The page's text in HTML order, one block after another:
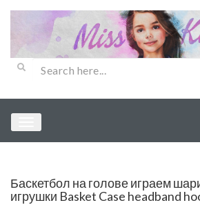
Баскетбол на голове играем
игрушки Basket Case headband